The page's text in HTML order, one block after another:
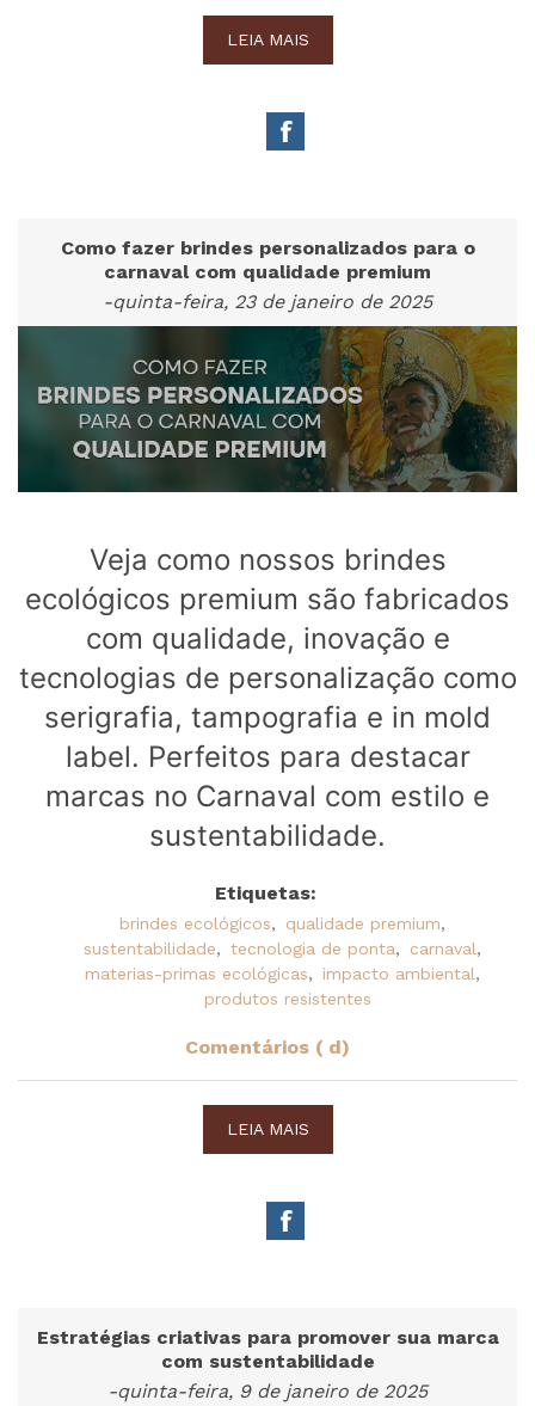
LEIA MAIS
Como fazer brindes personalizados para o
carnaval com qualidade premium
-quinta-feira, 23 de janeiro de 2025
Veja como nossos brindes
ecológicos premium são fabricados
com qualidade, inovação e
tecnologias de personalização como
serigrafia, tampografia e in mold
label. Perfeitos para destacar
marcas no Carnaval com estilo e
sustentabilidade.
Etiquetas:
brindes ecológicos, qualidade premium,
sustentabilidade, tecnologia de ponta, carnaval,
materias-primas ecológicas, impacto ambiental,
produtos resistentes
Comentários ( d)
LEIA MAIS
Estratégias criativas para promover sua marca
com sustentabilidade
-quinta-feira, 9 de janeiro de 2025